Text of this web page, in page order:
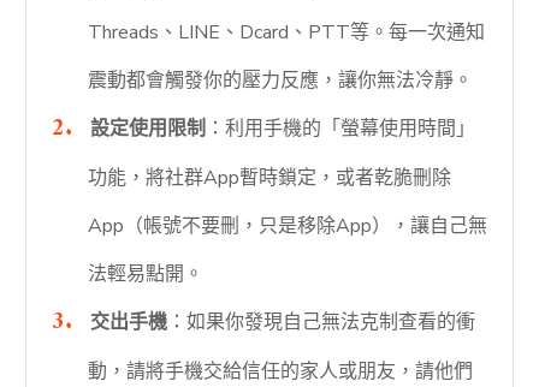
Threads、LINE、Dcard、PTT等。每一次通知
震動都會觸發你的壓力反應，讓你無法冷靜。
設定使用限制 ：利用手機的「螢幕使用時間」
功能，將社群App暫時鎖定，或者乾脆刪除
App（帳號不要刪，只是移除App），讓自己無
法輕易點開。
交出手機：如果你發現自己無法克制查看的衝
動，請將手機交給信任的家人或朋友，請他們